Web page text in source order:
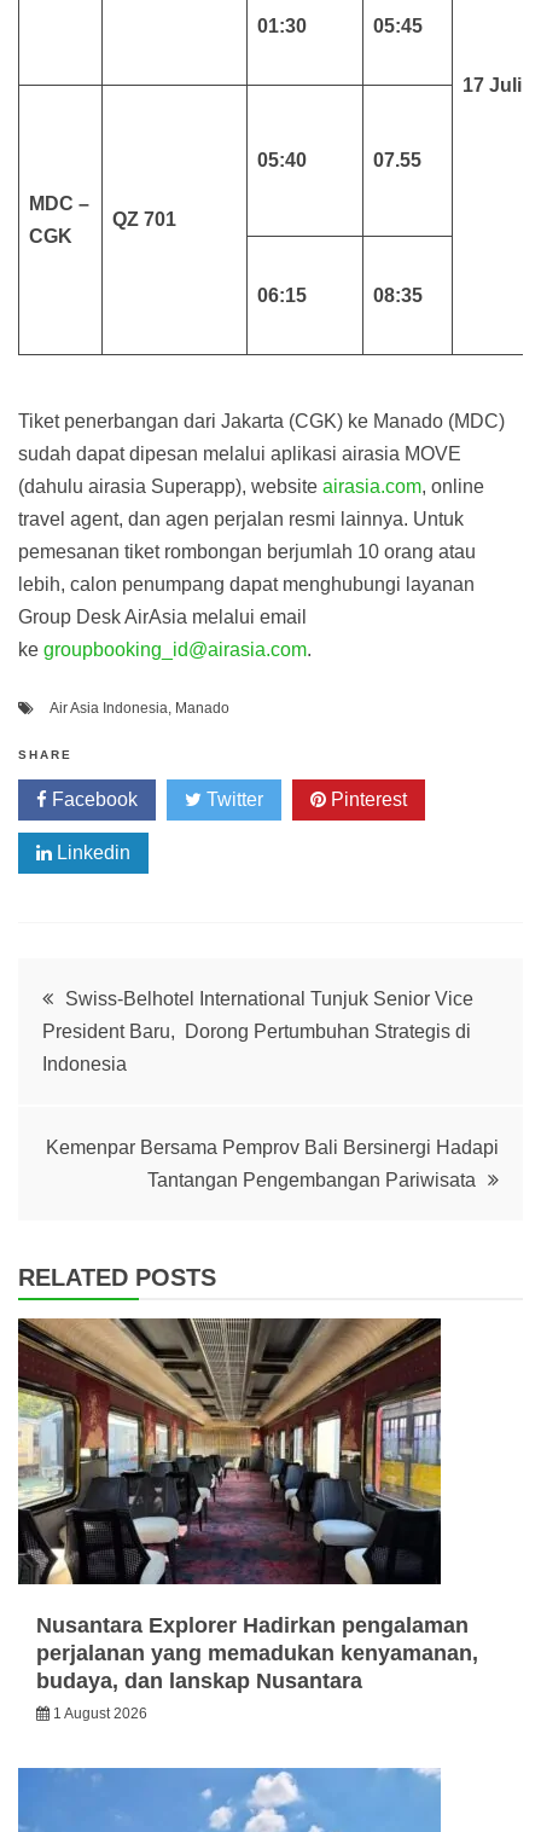
17 Juli
01:30 05:45
MDC –
CGK
QZ 701
05:40 07.55
06:15 08:35
Tiket penerbangan dari Jakarta (CGK) ke Manado (MDC)
sudah dapat dipesan melalui aplikasi airasia MOVE
(dahulu airasia Superapp), website airasia.com, online
travel agent, dan agen perjalan resmi lainnya. Untuk
pemesanan tiket rombongan berjumlah 10 orang atau
lebih, calon penumpang dapat menghubungi layanan
Group Desk AirAsia melalui email
ke groupbooking_id@airasia.com.
Air Asia Indonesia Manado
SHARE
Facebook Twitter Pinterest
Linkedin
Post
navigation
Swiss-Belhotel International Tunjuk Senior Vice
President Baru, Dorong Pertumbuhan Strategis di
Indonesia
Kemenpar Bersama Pemprov Bali Bersinergi Hadapi
Tantangan Pengembangan Pariwisata
RELATED POSTS
Nusantara Explorer Hadirkan pengalaman
perjalanan yang memadukan kenyamanan,
budaya, dan lanskap Nusantara
1 August 2026